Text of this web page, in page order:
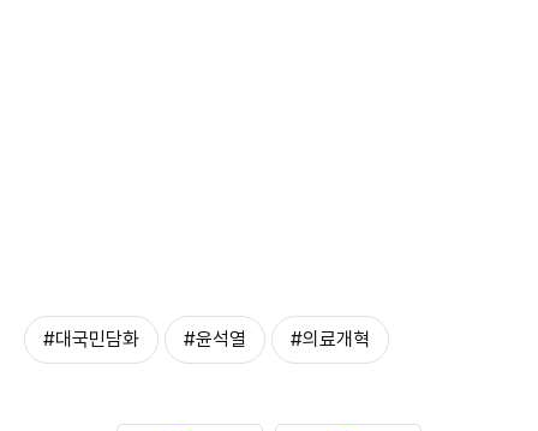
#대국민담화 #윤석열 #의료개혁